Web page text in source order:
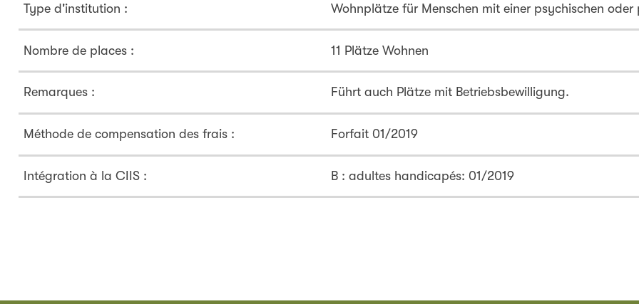
Type d'institution : Wohnplätze für Menschen mit einer psychischen
Nombre de places : 11 Plätze Wohnen
Remarques : Führt auch Plätze mit Betriebsbewilligung.
Méthode de compensation des frais : Forfait 01/2019
Intégration à la CIIS : B : adultes handicapés: 01/2019